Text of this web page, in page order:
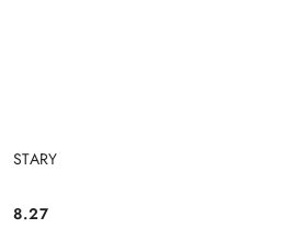
STARY
Cena:
8.27